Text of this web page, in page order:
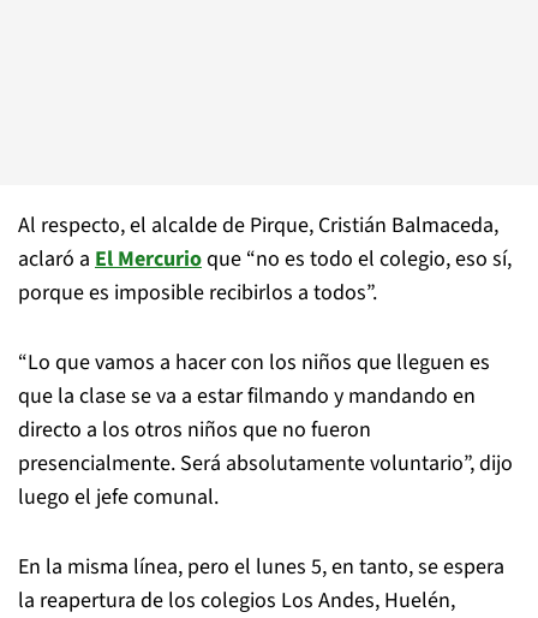
Al respecto, el alcalde de Pirque, Cristián Balmaceda,
aclaró a El Mercurioque “no es todo el colegio, eso sí,
porque es imposible recibirlos a todos”.
“Lo que vamos a hacer con los niños que lleguen es
que la clase se va a estar filmando y mandando en
directo a los otros niños que no fueron
presencialmente. Será absolutamente voluntario”, dijo
luego el jefe comunal.
En la misma línea, pero el lunes 5, en tanto, se espera
la reapertura de los colegios Los Andes, Huelén,